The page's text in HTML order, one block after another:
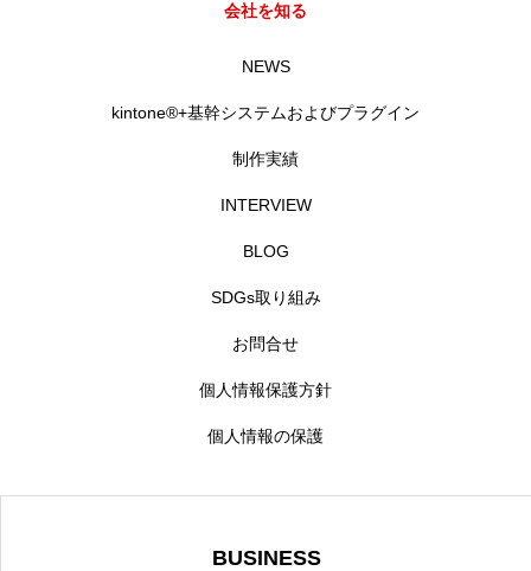
会社を知る
NEWS
kintone®+基幹システムおよびプラグイン
制作実績
INTERVIEW
BLOG
SDGs取り組み
お問合せ
個人情報保護方針
個人情報の保護
BUSINESS